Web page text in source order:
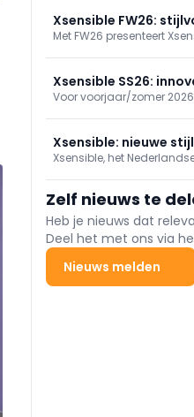
herkenbare, verzorgde
sneakers tot zomerse
veelzijdigheid centraal.
Xsensible FW26:
Met FW26 presenteert
uitgebalanceerd aanbod
nieuwe seizoen.
Xsensible SS26:
vernieuwd
Voor voorjaar/zomer
Innovatieve designs en
vormen opnieuw de basis
geschikt voor elk moment.
Xsensible: nieuwe
voorjaar/zomer 2025
Xsensible, het
van 2025 met nog meer
Zelf nieuws te
Heb je nieuws dat
Deel het met ons via
Nieuws melden